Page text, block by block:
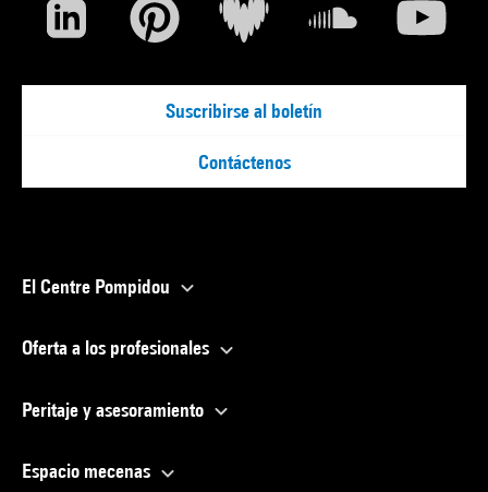
Suscribirse al boletín
Contáctenos
El Centre Pompidou
Oferta a los profesionales
Peritaje y asesoramiento
Espacio mecenas